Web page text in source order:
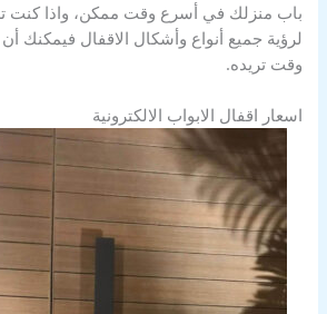
باب منزلك في أسرع وقت ممكن، واذا كنت
لرؤية جميع أنواع وأشكال الاقفال فيمكنك
وقت تريده.
اسعار اقفال الابواب الالكترونية